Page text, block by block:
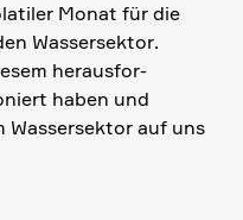
Monat für die
Wasser­sektor.
heraus­for­
haben und
Wasser­sektor auf uns